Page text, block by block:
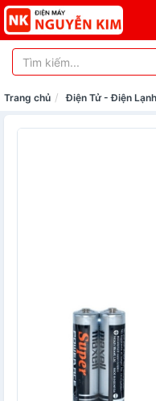
Trang chủ Điện Tử - Điện Lạnh